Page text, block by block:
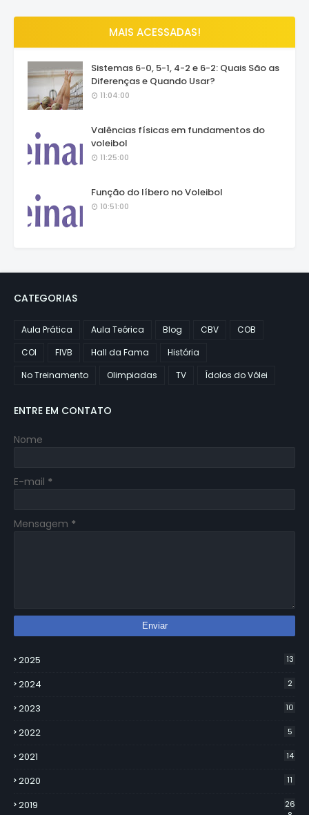
MAIS ACESSADAS!
Sistemas 6-0, 5-1, 4-2 e 6-2: Quais São as
Diferenças e Quando Usar?
11:04:00
Valências físicas em fundamentos do
voleibol
11:25:00
Função do líbero no Voleibol
10:51:00
CATEGORIAS
Aula Prática Aula Teórica Blog CBV
COB
COI
FIVB Hall da Fama
História
No Treinamento
Olimpiadas TV Ídolos do Vôlei
ENTRE EM CONTATO
Nome
E-mail *
Mensagem *
2025 13
2024 2
2023 10
2022 5
2021 14
2020 11
2019
26